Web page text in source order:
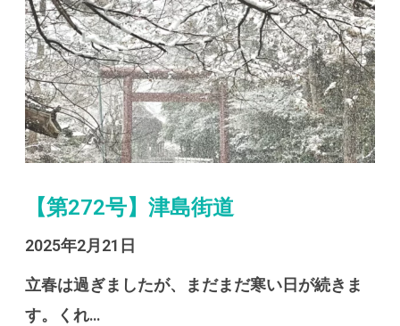
【第272号】津島街道
2025年2月21日
立春は過ぎましたが、まだまだ寒い日が続きま
す。くれ…